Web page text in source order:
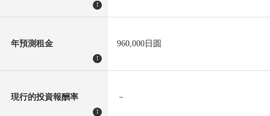
!
年預測租金
!
960,000日圆
現行的投資報酬率
!
－